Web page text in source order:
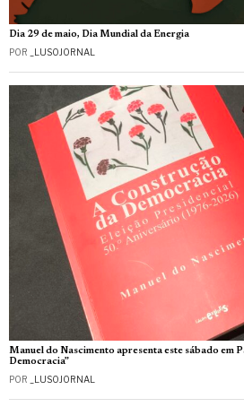
Dia 29 de maio, Dia Mundial da Energia
POR _LUSOJORNAL
Manuel do Nascimento apresenta este sábado em
Democracia”
POR _LUSOJORNAL